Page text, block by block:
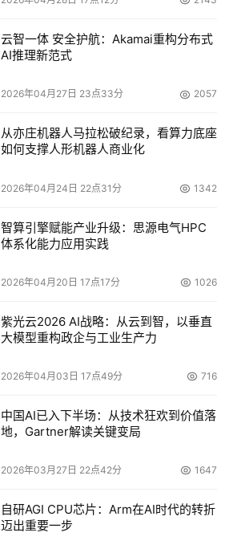
云智一体 安全护航：Akamai重构分布式
AI推理新范式
2026年04月27日 23点33分 2057
从亦庄机器人马拉松破纪录，看算力底座
如何支撑人形机器人商业化
2026年04月24日 22点31分 1342
智算引擎赋能产业升级：思源电气HPC
体系化能力应用实践
2026年04月20日 17点17分 1026
紫光云2026 AI战略：从云到智，以垂直
大模型重构政企与工业生产力
2026年04月03日 17点49分 716
中国AI已入下半场：从技术狂欢到价值落
地，Gartner解读关键变局
2026年03月27日 22点42分 1647
自研AGI CPU芯片：Arm在AI时代的转折
迈出重要一步